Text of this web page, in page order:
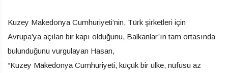
Kuzey Makedonya Cumhuriyeti’nin, Türk şirketleri için
Avrupa’ya açılan bir kapı olduğunu, Balkanlar’ın tam ortasında
bulunduğunu vurgulayan Hasan,
“Kuzey Makedonya Cumhuriyeti, küçük bir ülke, nüfusu az